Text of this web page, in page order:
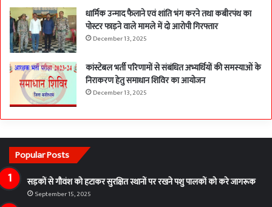
धार्मिक उन्माद फैलाने एवं शांति भंग करने तथा कबीरपंथ का
पोस्टर फाड़ने वाले मामले में दो आरोपी गिरफ्तार
December 13, 2025
कांस्टेबल भर्ती परिणामों से संबंधित अभ्यर्थियों की समस्याओं के
निराकरण हेतु समाधान शिविर का आयोजन
December 13, 2025
Popular Posts
सड़कों से गौवंश को हटाकर सुरक्षित स्थानों पर रखने पशु पालकों को करे जागरूक
September 15, 2025